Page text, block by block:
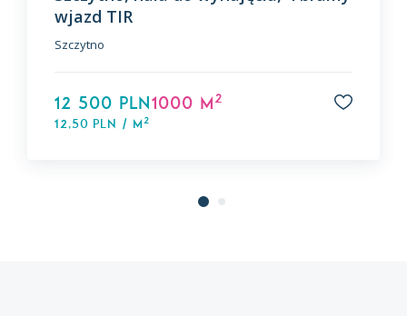
wjazd TIR
Szczytno
12 500 PLN
12,50 PLN / m2
1000 m2